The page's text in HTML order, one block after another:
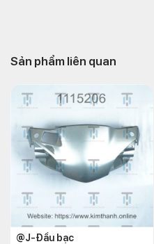
Sản phẩm liên quan
@J-Đầu bạc